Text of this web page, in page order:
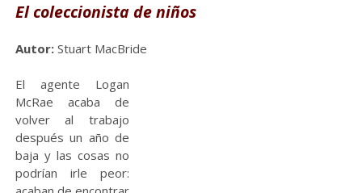
El coleccionista de niños
Autor:Stuart MacBride
El agente Logan
McRae acaba de
volver al trabajo
después un año de
baja y las cosas no
podrían irle peor: